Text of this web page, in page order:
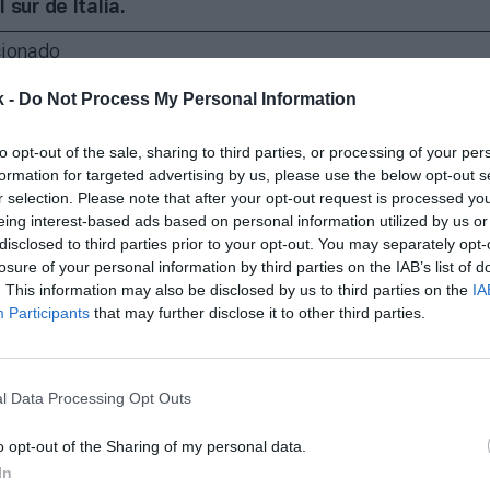
- Do Not Process My Personal Information
opt-out of the sale, sharing to third parties, or processing of your
for targeted advertising by us, please use the below opt-out
selection. Please note that after your opt-out request is processed
interest-based ads based on personal information utilized by us
to third parties prior to your opt-out. You may separately
of your personal information by third parties on the IAB’s list of
This information may also be disclosed by us to third parties on the
Participants that may further disclose it to other third parties.
Data Processing Opt Outs
opt-out of the Sharing of my personal data.
sur de Italia.
en Reino Unido existe un régimen especial de no
el quedurante los 15 primeros años de residencia
siempre que no se adquiera un domicilio en su
gravado por el correspondienteincome taxlos
percibidas dentro del país o que
el mismo, dejando al margen de tributación local
obtenidas en el extranjero
y aunque el acogimiento a cualquiera de los
qué duda cabe que su mera concurrencia
la legislación nacional general, sino también en la
al fútbol, donde el incesante y exponencial avance
va dejando obsoletas previsiones que limitan la